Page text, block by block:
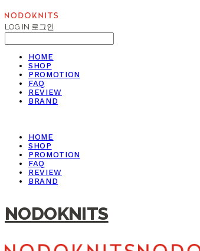
LOG IN 로그인
HOME
SHOP
PROMOTION
FAQ
REVIEW
BRAND
HOME
SHOP
PROMOTION
FAQ
REVIEW
BRAND
NODOKNITS